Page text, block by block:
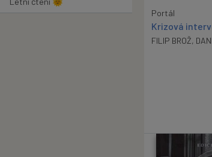
Portál
Krizová
FILIP BROŽ,